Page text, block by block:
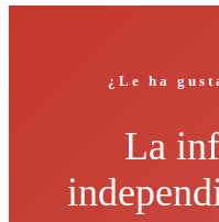
¿Le ha
La